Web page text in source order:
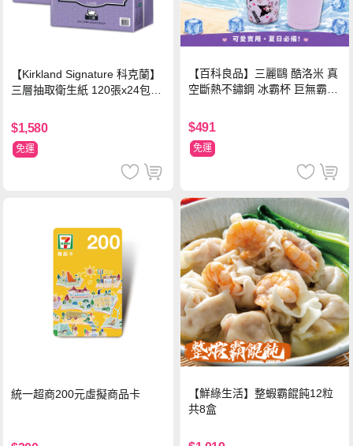
【Kirkland Signature 科克蘭】
三層抽取衛生紙 120張x24包x3
$1,580
免運
【百科良品】三麗鷗 酷洛米 真
空斷熱不鏽鋼 冰霸杯 巨無霸鋼
ml-信封款(贈手提杯套)
$491
免運
統一超商200元虛擬商品卡
【鮮綠生活】整蝦霸餛飩12粒
共8盒